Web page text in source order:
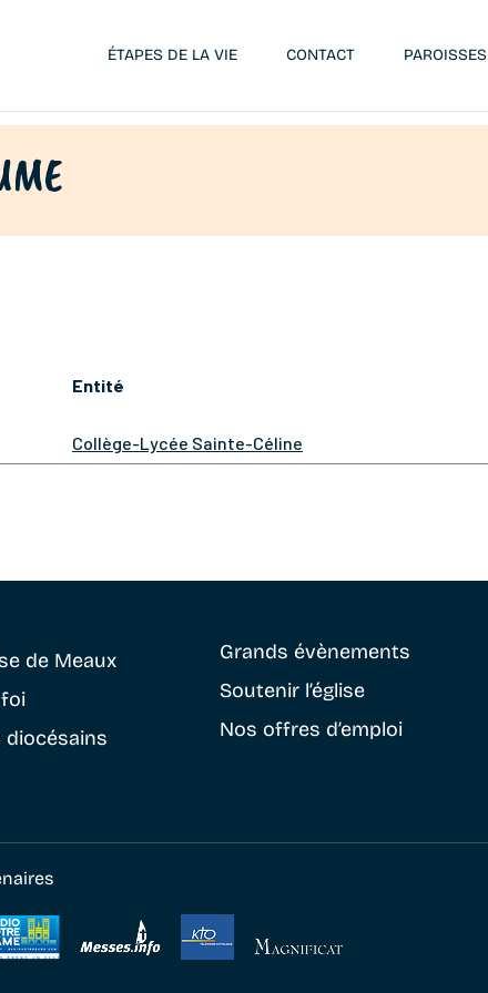
ÉTAPES DE LA VIE CONTACT PAROISSES
Entité
Collège-Lycée Sainte-Céline
de Meaux
diocésains
Grands évènements
Soutenir l’église
Nos offres d’emploi